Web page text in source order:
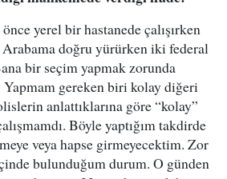
yerel bir hastanede çalışırken
doğru yürürken iki federal
bir seçim yapmak zorunda
gereken biri kolay diğeri
anlattıklarına göre “kolay”
Böyle yaptığım takdirde
veya hapse girmeyecektim. Zor
bulunduğum durum. O günden